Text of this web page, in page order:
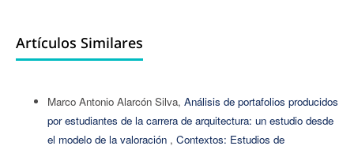
Artículos Similares
Marco Antonio Alarcón Silva, Análisis de portafolios producidos
por estudiantes de la carrera de arquitectura: un estudio desde
el modelo de la valoración , Contextos: Estudios de